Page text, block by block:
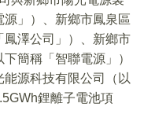
」）、新鄉市鳳泉區
澤公司」）、新鄉市
簡稱「智聯電源」）
源科技有限公司（以
鋰離子電池項